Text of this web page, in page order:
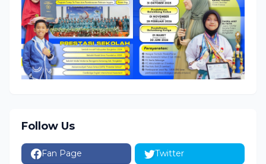
Follow Us
Fan Page Twitter